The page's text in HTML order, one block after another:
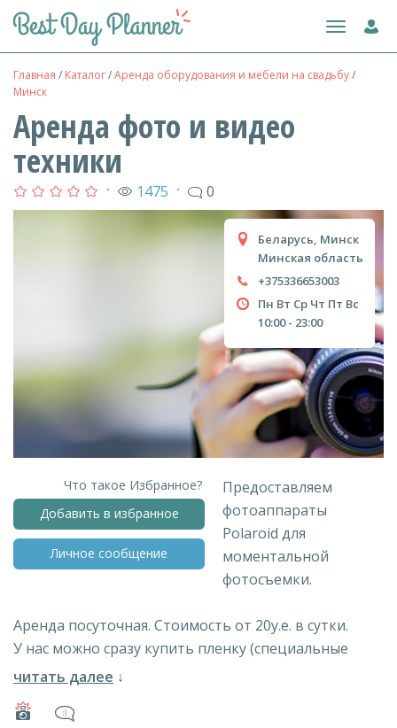
Toggle
Главная / Каталог/Аренда оборудования и мебели на свадьбу/
Минск
Аренда фото и видео
техники
● 1475 ● 0
Беларусь, Минск
Минская область
+375336653003
Пн Вт Ср Чт Пт Вс
10:00 - 23:00
Что такое Избранное?
Добавить в избранное
Личное сообщение
Предоставляем
фотоаппараты
Polaroid для
моментальной
фотосъемки.
Аренда посуточная. Стоимость от 20у.е. в сутки.
У нас можно сразу купить пленку (специальные
кассеты).
В летний сезон бронируйте технику заранее.
читать далее ↓